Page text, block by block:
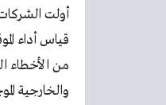
أولت
قياس أداء
من الأخطاء
والخارجية